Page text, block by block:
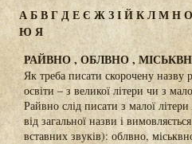
АБВГДЕЄ ЖЗІЙКЛМНО
Ю Я
РАЙВНО , ОБЛВНО ,
Як треба писати скорочену назву
освіти – з великої літери чи з
Райвно слід писати з малої
від загальної назви і
вставних звуків): облвно,